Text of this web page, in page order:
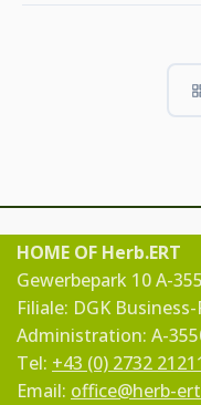
HOME OF Herb.ERT
Gewerbepark 10 A-
Filiale: DGK
Administration: A-
Tel: +43 (0) 2732
Email: office@herb-